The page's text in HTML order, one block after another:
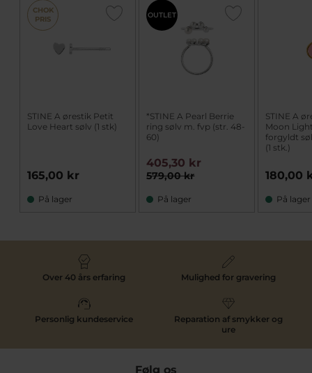
CHOK
PRIS
STINE A ørestik Petit
Love Heart sølv (1 stk)
165,00 kr
På lager
OUTLET
*STINE A Pearl Berrie
ring sølv m. fvp (str. 48-
60)
579,00 kr
405,30 kr
På lager
STINE A
Moon
forgyldt
(1 stk.)
180,00
På lager
Over 40 års erfaring Mulighed for gravering
Personlig kundeservice
Reparation af smykker og
ure
Følg os